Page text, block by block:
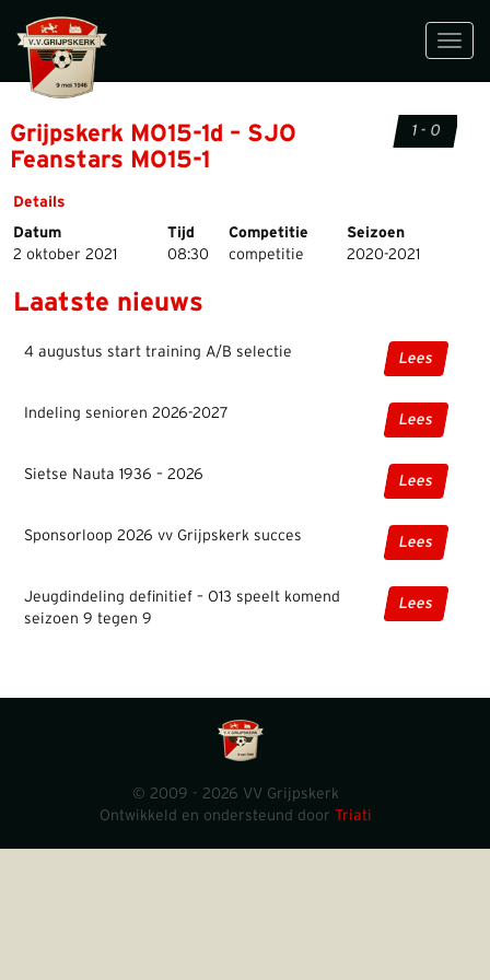
Grijpskerk MO15-1d – SJO
Feanstars MO15-1
1 - 0
Details
Datum
Tijd Competitie
Seizoen
2 oktober 2021
08:30 competitie 2020-2021
Laatste nieuws
4 augustus start training A/B selectie Lees
Indeling senioren 2026-2027 Lees
Sietse Nauta 1936 – 2026 Lees
Sponsorloop 2026 vv Grijpskerk succes Lees
Jeugdindeling definitief – O13 speelt komend
seizoen 9 tegen 9
Lees
© 2009 - 2026 VV Grijpskerk
Ontwikkeld en ondersteund door Triati